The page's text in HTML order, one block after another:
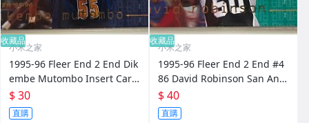
收藏品
小米之家
1995-96 Fleer End 2 End Dik
embe Mutombo Insert Card
#12 Nuggets 經典特卡
$ 30
直購
收藏品
小米之家
1995-96 Fleer End 2 End #4
86 David Robinson San Anto
nio Spurs 經典特卡
$ 40
直購